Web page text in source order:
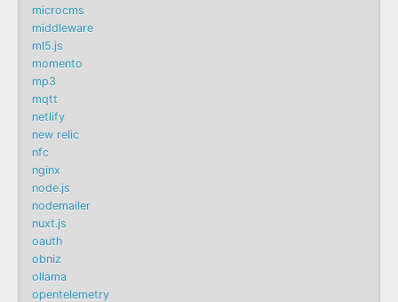
microcms
middleware
ml5.js
momento
mp3
mqtt
netlify
new relic
nfc
nginx
node.js
nodemailer
nuxt.js
oauth
obniz
ollama
opentelemetry